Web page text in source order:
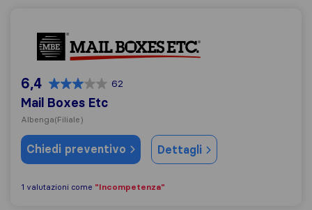
6,4 62
Mail Boxes Etc
Albenga(Filiale)
Chiedi preventivo Dettagli
1 valutazioni come "Incompetenza"